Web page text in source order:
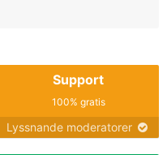
Support
100% gratis
Lyssnande moderatorer